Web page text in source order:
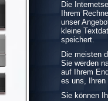
Die
Ihrem
unser
kleine
speichert.
Die meisten
Sie werden
auf Ihrem
es uns, Ihren
Sie können